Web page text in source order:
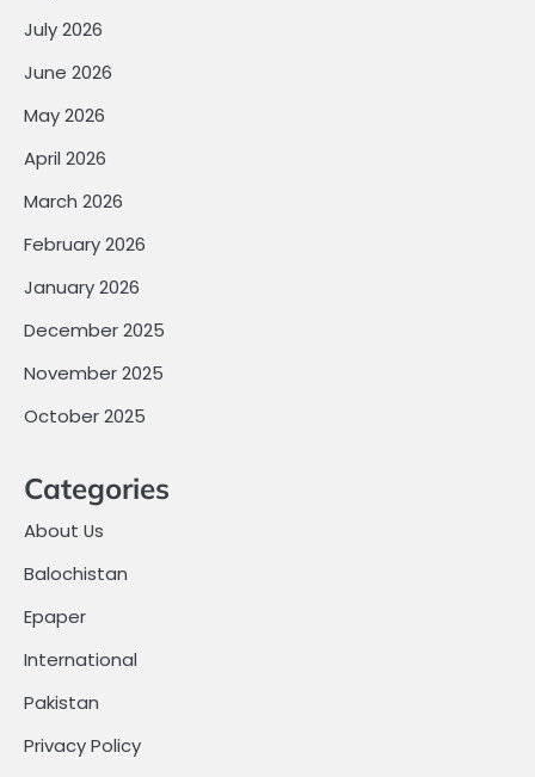
July 2026
June 2026
May 2026
April 2026
March 2026
February 2026
January 2026
December 2025
November 2025
October 2025
Categories
About Us
Balochistan
Epaper
International
Pakistan
Privacy Policy